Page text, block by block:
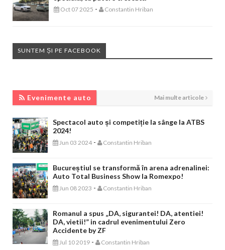
Oct 07 2025 - Constantin Hriban
SUNTEM ȘI PE FACEBOOK
Evenimente auto Mai multe articole
Spectacol auto și competiție la sânge la ATBS
2024!
Jun 03 2024 - Constantin Hriban
Bucureștiul se transformă în arena adrenalinei:
Auto Total Business Show la Romexpo!
Jun 08 2023 - Constantin Hriban
Romanul a spus „DA, sigurantei! DA, atentiei!
DA, vietii!” in cadrul evenimentului Zero
Accidente by ZF
Jul 10 2019 - Constantin Hriban